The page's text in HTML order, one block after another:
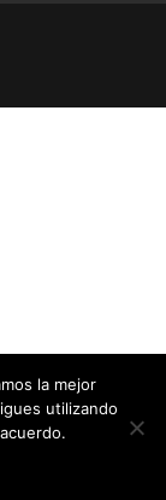
la mejor
utilizando